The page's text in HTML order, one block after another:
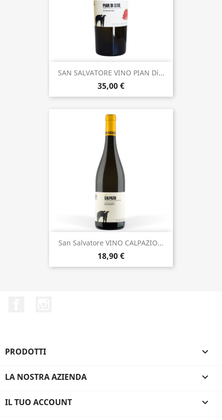
SAN SALVATORE VINO PIAN Di...
35,00 €
San Salvatore VINO CALPAZIO...
18,90 €
PRODOTTI 
LA NOSTRA AZIENDA 
IL TUO ACCOUNT 